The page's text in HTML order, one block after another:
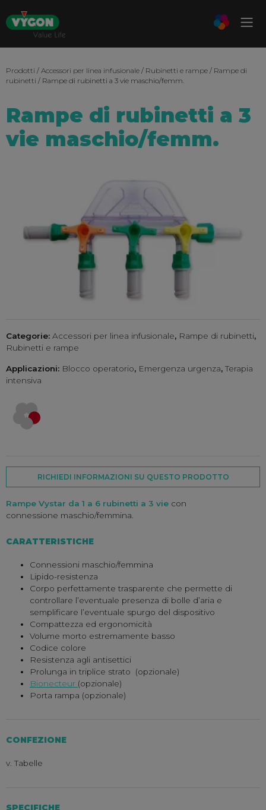
Prodotti / Accessori per linea infusionale / Rubinetti e rampe / Rampe di
rubinetti / Rampe di rubinetti a 3 vie maschio/femm.
Rampe di rubinetti a 3
vie maschio/femm.
Categorie: Accessori per linea infusionale, Rampe di rubinetti,
Rubinetti e rampe
Applicazioni: Blocco operatorio, Emergenza urgenza, Terapia
intensiva
RICHIEDI INFORMAZIONI SU QUESTO PRODOTTO
Rampe Vystar da 1 a 6 rubinetti a 3 vie con
connessione maschio/femmina.
CARATTERISTICHE
Connessioni maschio/femmina
Lipido-resistenza
Corpo perfettamente trasparente che permette di
controllare l’eventuale presenza di bolle d’aria e
semplificare l’eventuale spurgo del dispositivo
Compattezza ed ergonomicità
Volume morto estremamente basso
Codice colore
Resistenza agli antisettici
Prolunga in triplice strato (opzionale)
Bionecteur (opzionale)
Porta rampa (opzionale)
CONFEZIONE
v. Tabelle
SPECIFICHE